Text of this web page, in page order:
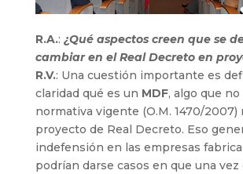
R.A.: ¿Qué aspectos creen que se
cambiar en el Real Decreto en
R.V.: Una cuestión importante es
claridad qué es un MDF, algo que
normativa vigente (O.M. 1470/2007)
proyecto de Real Decreto. Eso
indefensión en las empresas
podrían darse casos en que una vez